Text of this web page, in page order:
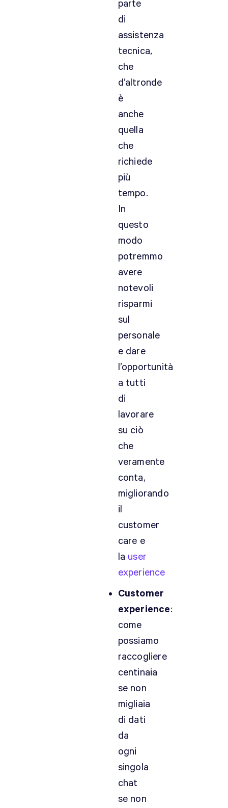
parte
di
assistenza
tecnica,
che
d’altronde
è
anche
quella
che
richiede
più
tempo.
In
questo
modo
potremmo
avere
notevoli
risparmi
sul
personale
e dare
l’opportunità
a tutti
di
lavorare
su ciò
che
veramente
conta,
migliorando
il
customer
care e
la user
experience
Customer
experience:
come
possiamo
raccogliere
centinaia
se non
migliaia
di dati
da
ogni
singola
chat
se non